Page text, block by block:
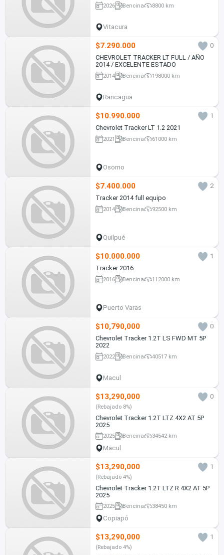
2026 Bencina 8800 km
Vitacura
$7.290.000
0
CHEVROLET TRACKER LT FULL / AÑO
2014 / EXCELENTE ESTADO
2014 Bencina 198000 km
Rancagua
$10.990.000
1
Chevrolet Tracker LT 1.2 2021
2021 Bencina 61000 km
Osorno
$7.400.000
2
Tracker 2014 full equipo
2014 Bencina 92500 km
Quilpué
$10.000.000
1
Tracker 2016
2016 Bencina 112000 km
Puerto Varas
$10,790,000
0
Chevrolet Tracker 1.2T LS FWD MT 5P
2022
2022 Bencina 40517 km
Macul
$13,290,000 0
(Rebajado 8%)
Chevrolet Tracker 1.2T LTZ 4X2 AT 5P
2025
2025 Bencina 34542 km
Macul
$13,290,000 1
(Rebajado 4%)
Chevrolet Tracker 1.2T LTZ R 4X2 AT 5P
2025
2025 Bencina 38450 km
Copiapó
$13,290,000 1
(Rebajado 4%)